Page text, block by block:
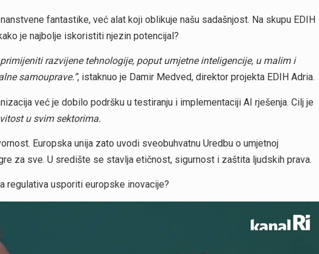
fantastike, već alat koji oblikuje našu sadašnjost. Na skupu EDIH
je najbolje iskoristiti njezin potencijal?
razvijene tehnologije, poput umjetne inteligencije, u malim i
samouprave.”, istaknuo je Damir Medved, direktor projekta EDIH Adria.
već je dobilo podršku u testiranju i implementaciji AI rješenja. Cilj je
u svim sektorima.
Europska unija zato uvodi sveobuhvatnu Uredbu o umjetnoj
za sve. U središte se stavlja etičnost, sigurnost i zaštita ljudskih prava.
regulativa usporiti europske inovacije?